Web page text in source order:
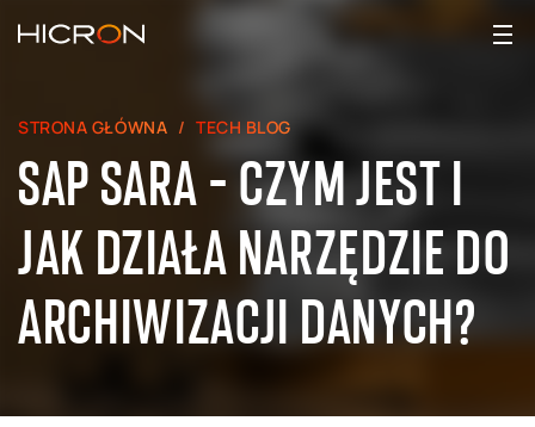
STRONA GŁÓWNA TECH BLOG
SAP SARA - CZYM JEST I
JAK DZIAŁA NARZĘDZIE DO
ARCHIWIZACJI DANYCH?